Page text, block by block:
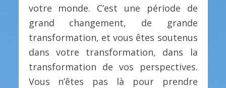
votre monde. C’est une période de
grand changement, de grande
transformation, et vous êtes soutenus
dans votre transformation, dans la
transformation de vos perspectives.
Vous n’êtes pas là pour prendre